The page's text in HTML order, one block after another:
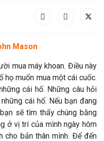
Mason
mua máy khoan. Điều này
họ muốn mua một cái cuốc.
cái hố. Những câu hỏi
cái hố. Nếu bạn đang
sẽ tìm thấy chúng bằng
ở vị trí của mình ngày hôm
cho bản thân mình. Để đến